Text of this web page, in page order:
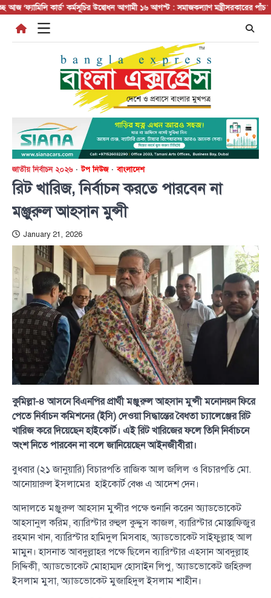
Skip
content
কার্ড’ কর্মসূচির উদ্বোধন আগামী ১৬ আগস্ট : সমাজকল্যাণ মন্ত্রীসরকারের পাঁচ মন্ত্রণালয়
জাতীয় নির্বাচন ২০২৬ টপ নিউজ বাংলাদেশ
রিট খারিজ, নির্বাচন করতে পারবেন না
মঞ্জুরুল আহসান মুন্সী
January 21, 2026
কুমিল্লা–৪ আসনে বিএনপির প্রার্থী মঞ্জুরুল আহসান মুন্সী মনোনয়ন ফিরে
পেতে নির্বাচন কমিশনের (ইসি) দেওয়া সিদ্ধান্তের বৈধতা চ্যালেঞ্জের রিট
খারিজ করে দিয়েছেন হাইকোর্ট। এই রিট খারিজের ফলে তিনি নির্বাচনে
অংশ নিতে পারবেন না বলে জানিয়েছেন আইনজীবীরা।
বুধবার (২১ জানুয়ারি) বিচারপতি রাজিক আল জলিল ও বিচারপতি মো.
আনোয়ারুল ইসলামের হাইকোর্ট বেঞ্চ এ আদেশ দেন।
আদালতে মঞ্জুরুল আহসান মুন্সীর পক্ষে শুনানি করেন অ্যাডভোকেট
আহসানুল করিম, ব্যারিস্টার রুহুল কুদ্দুস কাজল, ব্যারিস্টার মোস্তাফিজুর
রহমান খান, ব্যারিস্টার হামিদুল মিসবাহ, অ্যাডভোকেট সাইফুল্লাহ আল
মামুন। হাসনাত আবদুল্লাহর পক্ষে ছিলেন ব্যারিস্টার এহসান আবদুল্লাহ
সিদ্দিকী, অ্যাডভোকেট মোহাম্মদ হোসাইন লিপু, অ্যাডভোকেট জহিরুল
ইসলাম মুসা, অ্যাডভোকেট মুজাহিদুল ইসলাম শাহীন।